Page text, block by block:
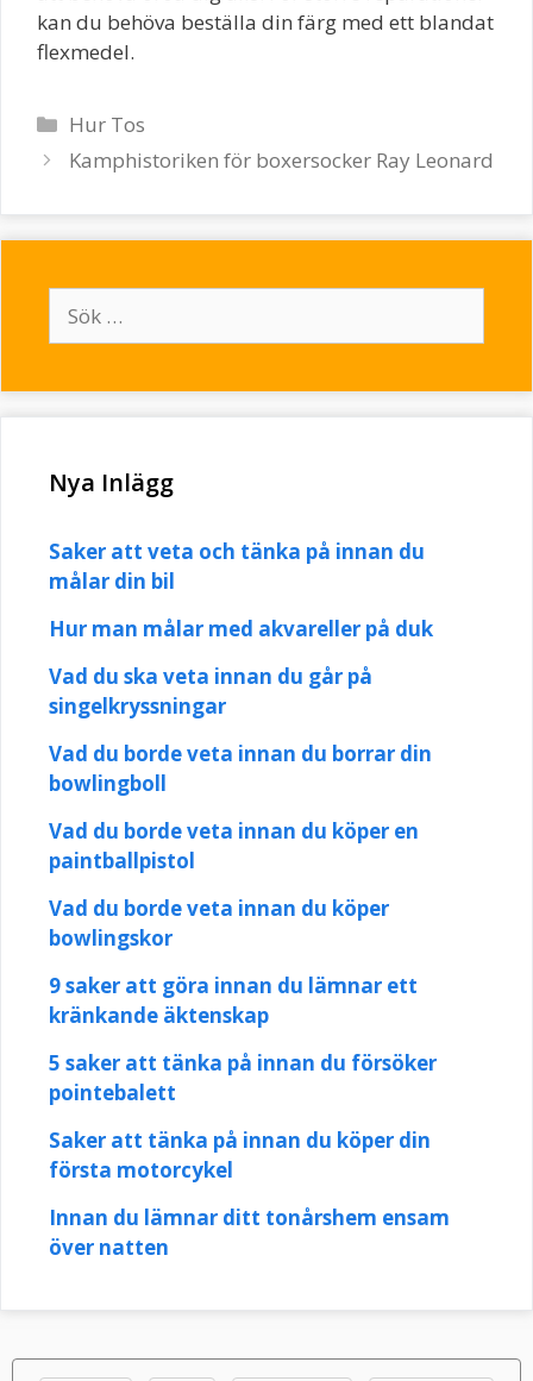
kan du behöva beställa din färg med ett blandat
flexmedel.
Kategorier
Hur Tos
Inläggsnavigering
Kamphistoriken för boxersocker Ray Leonard
efter:
Nya Inlägg
Saker att veta och tänka på innan du
målar din bil
Hur man målar med akvareller på duk
Vad du ska veta innan du går på
singelkryssningar
Vad du borde veta innan du borrar din
bowlingboll
Vad du borde veta innan du köper en
paintballpistol
Vad du borde veta innan du köper
bowlingskor
9 saker att göra innan du lämnar ett
kränkande äktenskap
5 saker att tänka på innan du försöker
pointebalett
Saker att tänka på innan du köper din
första motorcykel
Innan du lämnar ditt tonårshem ensam
över natten